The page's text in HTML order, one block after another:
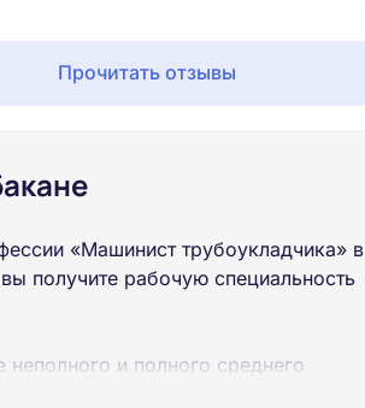
Прочитать отзывы
«Машинист трубоукладчика» в
получите рабочую специальность
и полного среднего